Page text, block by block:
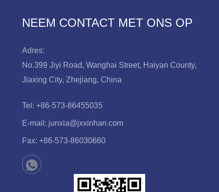
NEEM CONTACT MET ONS OP
Adres:
No.399 Jiyi Road, Wanghai Street, Haiyan County,
Jiaxing City, Zhejiang, China
Tel: +86-573-86455035
E-mail: junxia@jxxinhan.com
Fax: +86-573-86030660